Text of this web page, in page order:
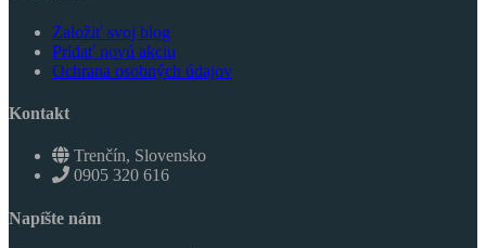
Založiť svoj blog
Pridať novú akciu
Ochrana osobných údajov
Kontakt
Trenčín, Slovensko
0905 320 616
Napíšte nám